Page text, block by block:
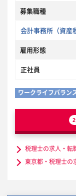
募集職種
会計事務所（資産
雇用形態
正社員
ワークライフバラン
税理士の求人・転
東京都・税理士の